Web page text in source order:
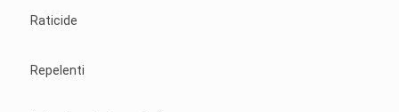
Raticide
Repelenti